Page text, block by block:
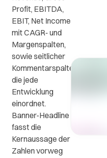
FAQs
Die
wichtigsten
Fragen
und
Antworten.
Profit, EBITDA,
EBIT, Net Income
mit CAGR- und
Margenspalten,
sowie seitlicher
Kommentarspalte,
die jede
Entwicklung
einordnet.
Banner-Headline
fasst die
Kernaussage der
Zahlen vorweg